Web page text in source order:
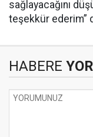
sağlayacağını
teşekkür ederim”
HABERE